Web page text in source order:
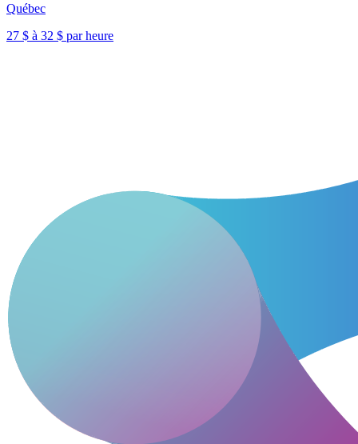
Québec
27 $ à 32 $ par heure